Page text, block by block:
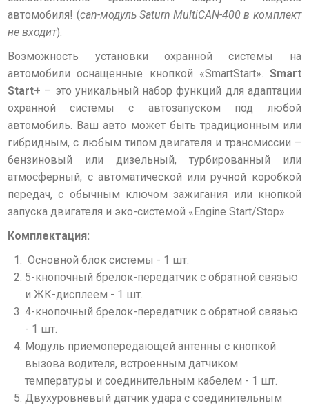
автомобиля! (can-модуль Saturn MultiCAN-400 в комплект
не входит).
Возможность установки охранной системы на
автомобили оснащенные кнопкой «SmartStart». Smart
Start+ – это уникальный набор функций для адаптации
охранной системы с автозапуском под любой
автомобиль. Ваш авто может быть традиционным или
гибридным, с любым типом двигателя и трансмиссии –
бензиновый или дизельный, турбированный или
атмосферный, с автоматической или ручной коробкой
передач, с обычным ключом зажигания или кнопкой
запуска двигателя и эко-системой «Engine Start/Stop».
Комплектация:
Основной блок системы - 1 шт.
5-кнопочный брелок-передатчик с обратной связью
и ЖК-дисплеем - 1 шт.
4-кнопочный брелок-передатчик с обратной связью
- 1 шт.
Модуль приемопередающей антенны с кнопкой
вызова водителя, встроенным датчиком
температуры и соединительным кабелем - 1 шт.
Двухуровневый датчик удара с соединительным